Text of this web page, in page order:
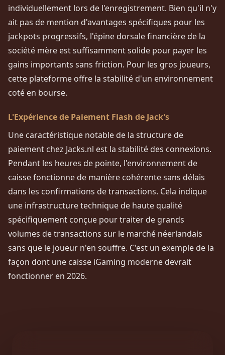
individuellement lors de l'enregistrement. Bien qu'il n'y
ait pas de mention d'avantages spécifiques pour les
jackpots progressifs, l'épine dorsale financière de la
société mère est suffisamment solide pour payer les
gains importants sans friction. Pour les gros joueurs,
cette plateforme offre la stabilité d'un environnement
coté en bourse.
L'Expérience de Paiement Flash de Jack's
Une caractéristique notable de la structure de
paiement chez Jacks.nl est la stabilité des connexions.
Pendant les heures de pointe, l'environnement de
caisse fonctionne de manière cohérente sans délais
dans les confirmations de transactions. Cela indique
une infrastructure technique de haute qualité
spécifiquement conçue pour traiter de grands
volumes de transactions sur le marché néerlandais
sans que le joueur n'en souffre. C'est un exemple de la
façon dont une caisse iGaming moderne devrait
fonctionner en 2026.